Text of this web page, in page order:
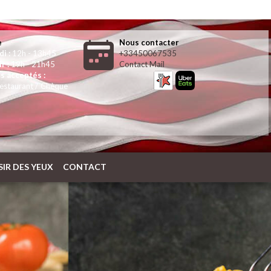
: 12h - 13h45
:19h - 21h45
acceptés :
/ Chèque
Nous contacter
+33450067535
Contact Mail
DES YEUX CONTACT